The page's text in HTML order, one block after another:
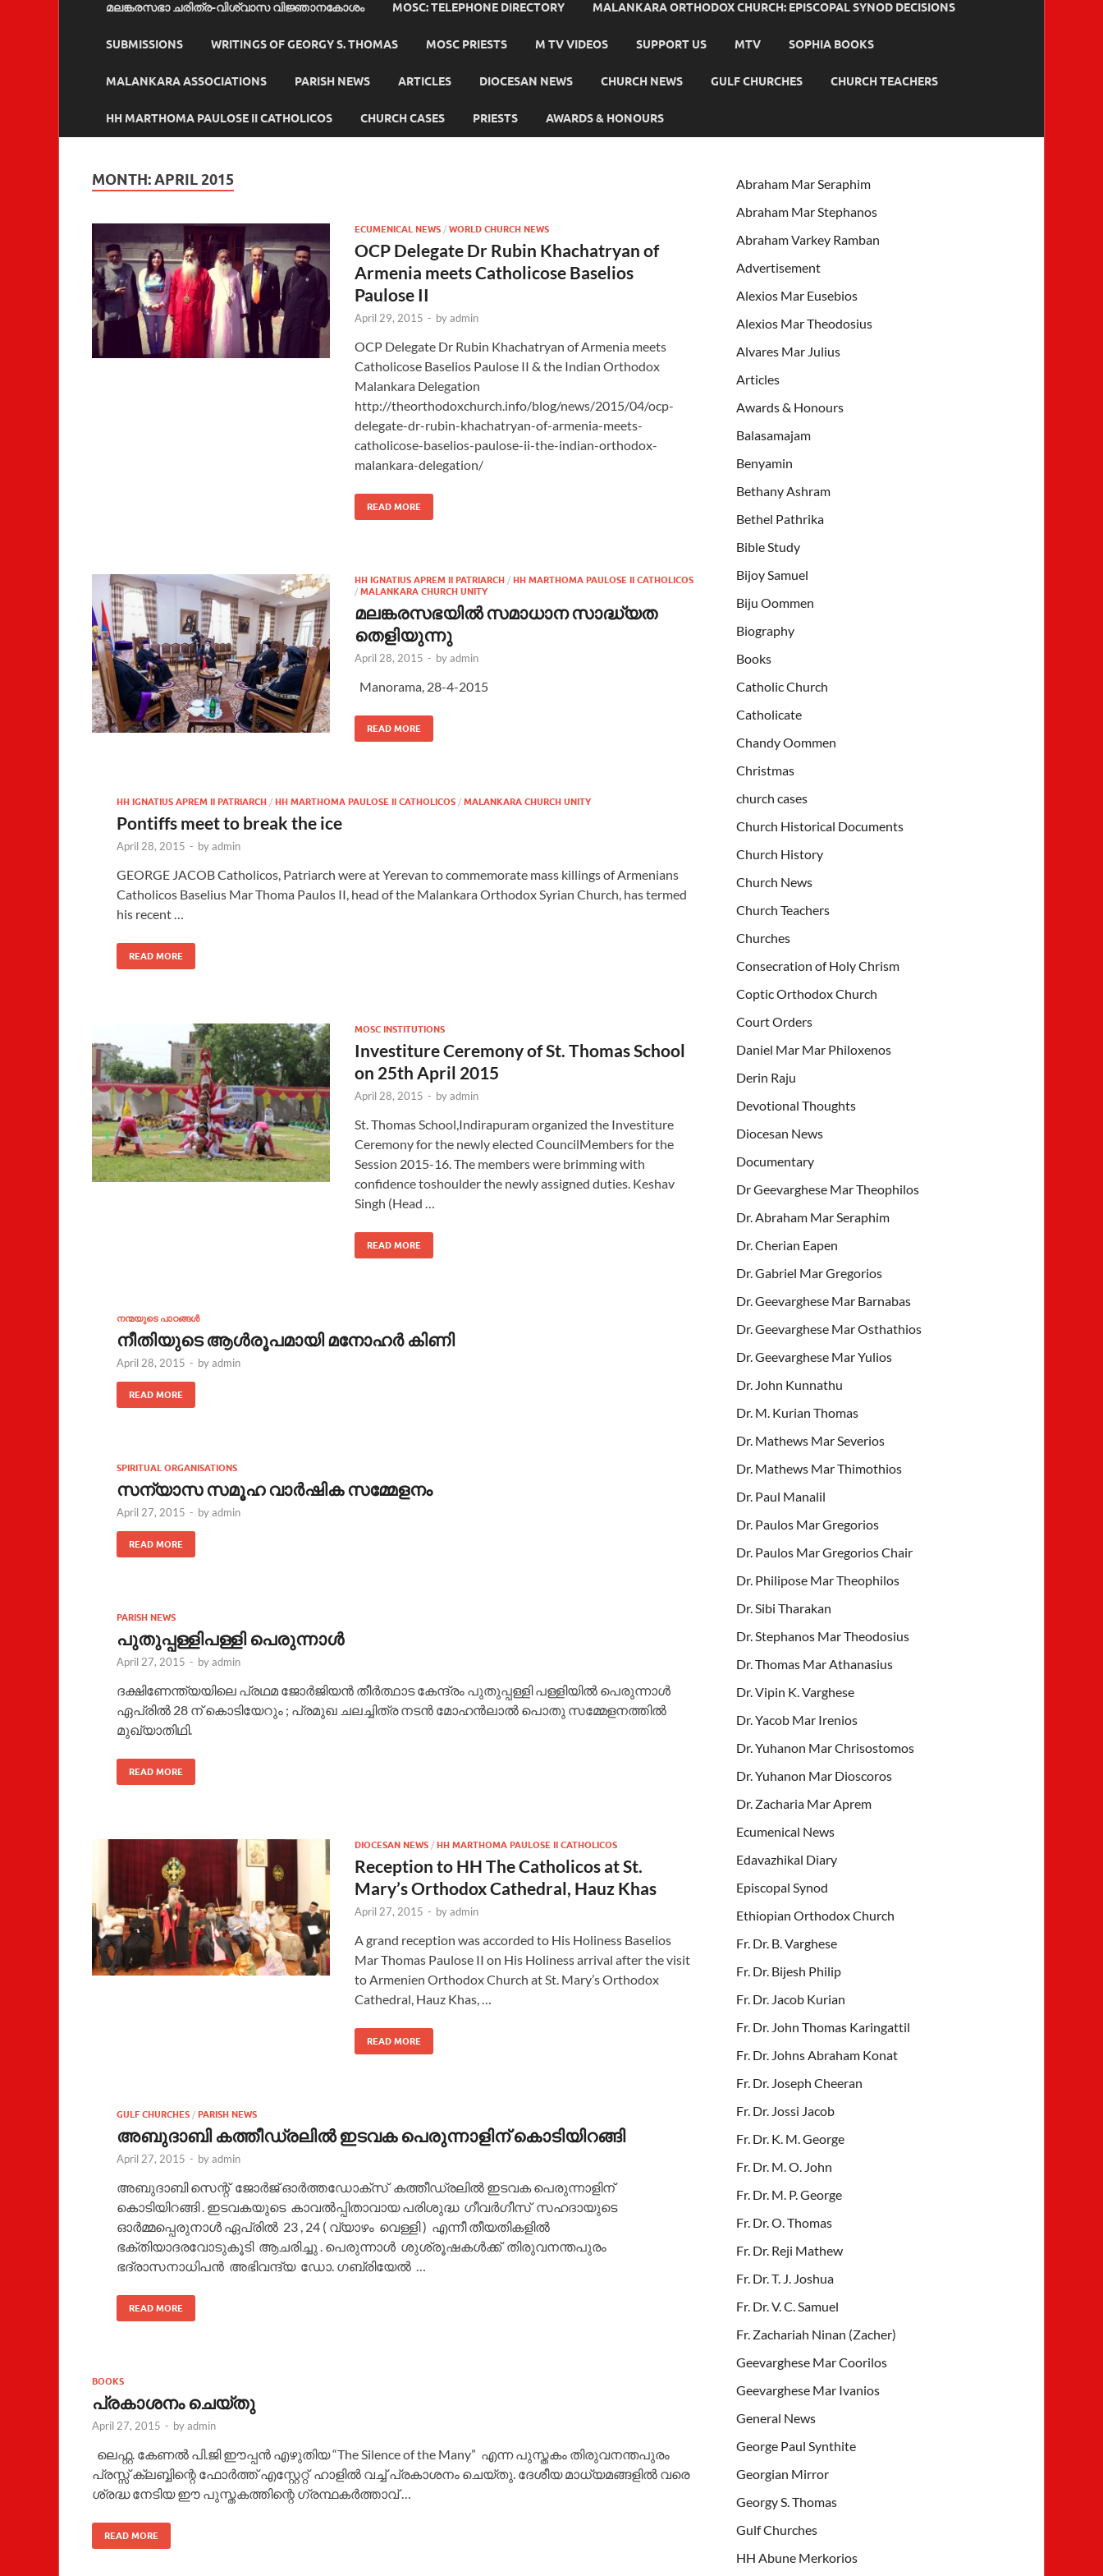
മലങ്കരസഭാ ചരിത്ര-വിശ്വാസ വിജ്ഞാനകോശം MOSC: TELEPHONE DIRECTORY MALANKARA ORTHODOX CHURCH: EPISCOPAL SYNOD DECISIONS
SUBMISSIONS WRITINGS OF GEORGY S. THOMAS MOSC PRIESTS M TV VIDEOS SUPPORT US MTV SOPHIA BOOKS
MALANKARA ASSOCIATIONS PARISH NEWS ARTICLES DIOCESAN NEWS CHURCH NEWS GULF CHURCHES CHURCH TEACHERS
HH MARTHOMA PAULOSE II CATHOLICOS CHURCH CASES PRIESTS AWARDS & HONOURS
MONTH:APRIL 2015
ECUMENICAL NEWS / WORLD CHURCH NEWS
OCP Delegate Dr Rubin Khachatryan of
Armenia meets Catholicose Baselios
Paulose II
April 29, 2015 - byadmin
OCP Delegate Dr Rubin Khachatryan of Armenia meets
Catholicose Baselios Paulose II & the Indian Orthodox
Malankara Delegation
http://theorthodoxchurch.info/blog/news/2015/04/ocp-
delegate-dr-rubin-khachatryan-of-armenia-meets-
catholicose-baselios-paulose-ii-the-indian-orthodox-
malankara-delegation/
READ MORE
HH IGNATIUS APREM II PATRIARCH / HH MARTHOMA PAULOSE II CATHOLICOS
/ MALANKARA CHURCH UNITY
മലങ്കരസഭയില്‍ സമാധാന സാദ്ധ്യത
തെളിയുന്നു
April 28, 2015 - byadmin
Manorama, 28-4-2015
READ MORE
HH IGNATIUS APREM II PATRIARCH / HH MARTHOMA PAULOSE II CATHOLICOS / MALANKARA CHURCH UNITY
Pontiffs meet to break the ice
April 28, 2015 - byadmin
GEORGE JACOB Catholicos, Patriarch were at Yerevan to commemorate mass killings of Armenians
Catholicos Baselius Mar Thoma Paulos II, head of the Malankara Orthodox Syrian Church, has termed
his recent …
READ MORE
MOSC INSTITUTIONS
Investiture Ceremony of St. Thomas School
on 25th April 2015
April 28, 2015 - byadmin
St. Thomas School,Indirapuram organized the Investiture
Ceremony for the newly elected CouncilMembers for the
Session 2015-16. The members were brimming with
confidence toshoulder the newly assigned duties. Keshav
Singh (Head …
READ MORE
നന്മയുടെ പാഠങ്ങള്‍
നീതിയുടെ ആള്‍രൂപമായി മനോഹര്‍ കിണി
April 28, 2015 - byadmin
READ MORE
SPIRITUAL ORGANISATIONS
സന്യാസ സമൂഹ വാര്‍ഷിക സമ്മേളനം
April 27, 2015 - byadmin
READ MORE
PARISH NEWS
പുതുപ്പള്ളിപള്ളി പെരുന്നാള്‍
April 27, 2015 - byadmin
ദക്ഷിണേന്ത്യയിലെ പ്രഥമ ജോര്‍ജിയന്‍ തീര്‍ത്ഥാട കേന്ദ്രം പുതുപ്പള്ളി പള്ളിയില്‍ പെരുന്നാള്‍
ഏപ്രില്‍ 28 ന് കൊടിയേറും ; പ്രമുഖ ചലച്ചിത്ര നടന്‍ മോഹന്‍ലാല്‍ പൊതു സമ്മേളനത്തില്‍
മുഖ്യാതിഥി.
READ MORE
DIOCESAN NEWS / HH MARTHOMA PAULOSE II CATHOLICOS
Reception to HH The Catholicos at St.
Mary’s Orthodox Cathedral, Hauz Khas
April 27, 2015 - byadmin
A grand reception was accorded to His Holiness Baselios
Mar Thomas Paulose II on His Holiness arrival after the visit
to Armenien Orthodox Church at St. Mary’s Orthodox
Cathedral, Hauz Khas, …
READ MORE
GULF CHURCHES / PARISH NEWS
അബുദാബി കത്തീഡ്രലിൽ ഇടവക പെരുന്നാളിന് കൊടിയിറങ്ങി
April 27, 2015 - byadmin
അബുദാബി സെന്റ്‌ ജോർജ് ഓർത്തഡോക്സ് കത്തീഡ്രലിൽ ഇടവക പെരുന്നാളിന്
കൊടിയിറങ്ങി . ഇടവകയുടെ കാവൽപ്പിതാവായ പരിശുദ്ധ ഗീവർഗീസ് സഹദായുടെ
ഓർമ്മപ്പെരുനാൾ ഏപ്രിൽ 23 , 24 ( വ്യാഴം വെള്ളി ) എന്നീ തീയതികളിൽ
ഭക്തിയാദരവോടുകൂടി ആചരിച്ചു . പെരുന്നാൾ ശുശ്രൂഷകൾക്ക് തിരുവനന്തപുരം
ഭദ്രാസനാധിപൻ അഭിവന്ദ്യ ഡോ. ഗബ്രിയേൽ …
READ MORE
BOOKS
പ്രകാശനം ചെയ്തു
April 27, 2015 - byadmin
ലെഫ്റ്റ. കേണൽ പി.ജി ഈപ്പൻ എഴുതിയ “The Silence of the Many” എന്ന പുസ്തകം തിരുവനന്തപുരം
പ്രസ്സ് ക്ലബ്ബിന്റെ ഫോർത്ത് എസ്റ്റേറ്റ് ഹാളിൽ വച്ച് പ്രകാശനം ചെയ്തു. ദേശീയ മാധ്യമങ്ങളിൽ വരെ
ശ്രദ്ധ നേടിയ ഈ പുസ്തകത്തിന്റെ ഗ്രന്ഥകർത്താവ്‌ …
READ MORE
Abraham Mar Seraphim
Abraham Mar Stephanos
Abraham Varkey Ramban
Advertisement
Alexios Mar Eusebios
Alexios Mar Theodosius
Alvares Mar Julius
Articles
Awards & Honours
Balasamajam
Benyamin
Bethany Ashram
Bethel Pathrika
Bible Study
Bijoy Samuel
Biju Oommen
Biography
Books
Catholic Church
Catholicate
Chandy Oommen
Christmas
church cases
Church Historical Documents
Church History
Church News
Church Teachers
Churches
Consecration of Holy Chrism
Coptic Orthodox Church
Court Orders
Daniel Mar Mar Philoxenos
Derin Raju
Devotional Thoughts
Diocesan News
Documentary
Dr Geevarghese Mar Theophilos
Dr. Abraham Mar Seraphim
Dr. Cherian Eapen
Dr. Gabriel Mar Gregorios
Dr. Geevarghese Mar Barnabas
Dr. Geevarghese Mar Osthathios
Dr. Geevarghese Mar Yulios
Dr. John Kunnathu
Dr. M. Kurian Thomas
Dr. Mathews Mar Severios
Dr. Mathews Mar Thimothios
Dr. Paul Manalil
Dr. Paulos Mar Gregorios
Dr. Paulos Mar Gregorios Chair
Dr. Philipose Mar Theophilos
Dr. Sibi Tharakan
Dr. Stephanos Mar Theodosius
Dr. Thomas Mar Athanasius
Dr. Vipin K. Varghese
Dr. Yacob Mar Irenios
Dr. Yuhanon Mar Chrisostomos
Dr. Yuhanon Mar Dioscoros
Dr. Zacharia Mar Aprem
Ecumenical News
Edavazhikal Diary
Episcopal Synod
Ethiopian Orthodox Church
Fr. Dr. B. Varghese
Fr. Dr. Bijesh Philip
Fr. Dr. Jacob Kurian
Fr. Dr. John Thomas Karingattil
Fr. Dr. Johns Abraham Konat
Fr. Dr. Joseph Cheeran
Fr. Dr. Jossi Jacob
Fr. Dr. K. M. George
Fr. Dr. M. O. John
Fr. Dr. M. P. George
Fr. Dr. O. Thomas
Fr. Dr. Reji Mathew
Fr. Dr. T. J. Joshua
Fr. Dr. V. C. Samuel
Fr. Zachariah Ninan (Zacher)
Geevarghese Mar Coorilos
Geevarghese Mar Ivanios
General News
George Paul Synthite
Georgian Mirror
Georgy S. Thomas
Gulf Churches
HH Abune Merkorios